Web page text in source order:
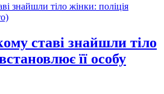
ставі знайшли тіло
її особу